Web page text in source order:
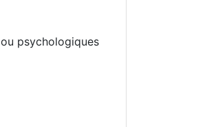
psychologiques